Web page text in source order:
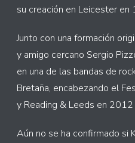
su creación en Leicester en
Junto con una formación
y amigo cercano Sergio
en una de las bandas de
Bretaña, encabezando el
y Reading & Leeds en
Aún no se ha confirmado si